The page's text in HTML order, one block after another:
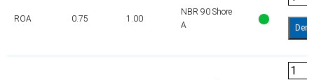
ROA 0.75 1.00
NBR 90 Shore
A